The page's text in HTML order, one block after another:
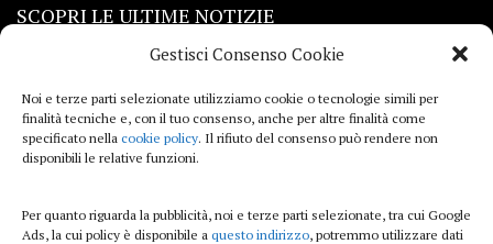
Gestisci Consenso Cookie
Noi e terze parti selezionate utilizziamo cookie o tecnologie simili per
finalità tecniche e, con il tuo consenso, anche per altre finalità come
specificato nella cookie policy. Il rifiuto del consenso può rendere non
disponibili le relative funzioni.
Per quanto riguarda la pubblicità, noi e terze parti selezionate, tra cui Google
Ads, la cui policy è disponibile a questo indirizzo, potremmo utilizzare dati
SCOPRI LE ULTIME NOTIZIE
Viaggi
Beauty e benessere
Curiosità